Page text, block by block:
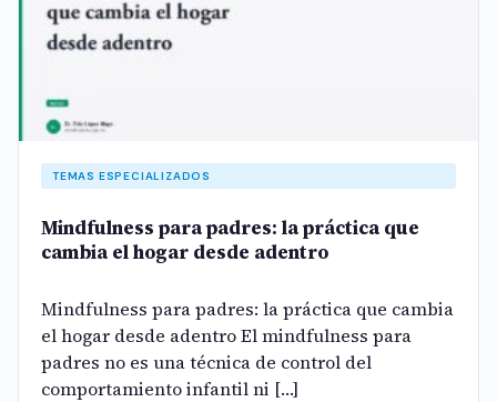
TEMAS ESPECIALIZADOS
Mindfulness para padres: la práctica que
cambia el hogar desde adentro
Mindfulness para padres: la práctica que cambia
el hogar desde adentro El mindfulness para
padres no es una técnica de control del
comportamiento infantil ni […]